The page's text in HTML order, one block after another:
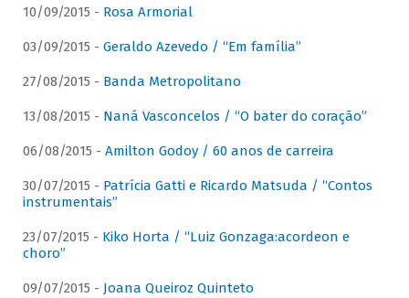
10/09/2015 - Rosa Armorial
03/09/2015 - Geraldo Azevedo / “Em família”
27/08/2015 - Banda Metropolitano
13/08/2015 - Naná Vasconcelos / “O bater do coração”
06/08/2015 - Amilton Godoy / 60 anos de carreira
30/07/2015 - Patrícia Gatti e Ricardo Matsuda / “Contos
instrumentais”
23/07/2015 - Kiko Horta / “Luiz Gonzaga:acordeon e
choro”
09/07/2015 - Joana Queiroz Quinteto